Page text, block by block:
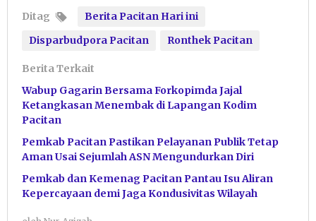
Ditag
Berita Pacitan Hari ini
Disparbudpora Pacitan
Ronthek Pacitan
Berita Terkait
Wabup Gagarin Bersama Forkopimda Jajal
Ketangkasan Menembak di Lapangan Kodim
Pacitan
Pemkab Pacitan Pastikan Pelayanan Publik Tetap
Aman Usai Sejumlah ASN Mengundurkan Diri
Pemkab dan Kemenag Pacitan Pantau Isu Aliran
Kepercayaan demi Jaga Kondusivitas Wilayah